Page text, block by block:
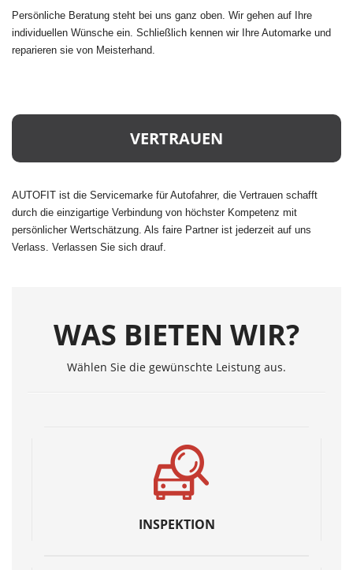
Persönliche Beratung steht bei uns ganz oben. Wir gehen auf Ihre
individuellen Wünsche ein. Schließlich kennen wir Ihre Automarke und
reparieren sie von Meisterhand.
VERTRAUEN
AUTOFIT ist die Servicemarke für Autofahrer, die Vertrauen schafft
durch die einzigartige Verbindung von höchster Kompetenz mit
persönlicher Wertschätzung. Als faire Partner ist jederzeit auf uns
Verlass. Verlassen Sie sich drauf.
WAS BIETEN WIR?
Wählen Sie die gewünschte Leistung aus.
INSPEKTION